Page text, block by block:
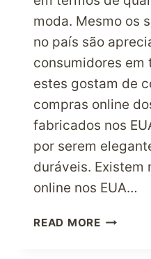
moda. Mesmo os
no país são
consumidores em
estes gostam de
compras online
fabricados nos
por serem
duráveis. Existem
online nos EUA…
READ MORECOMO